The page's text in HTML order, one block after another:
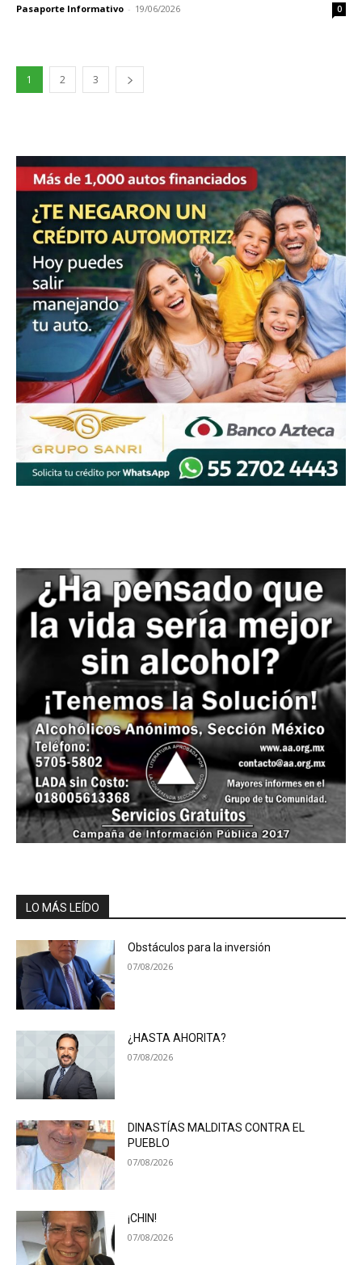
Pasaporte Informativo - 19/06/2026 0
1 2 3
LO MÁS LEÍDO
Obstáculos para la inversión
07/08/2026
¿HASTA AHORITA?
07/08/2026
DINASTÍAS MALDITAS CONTRA EL
PUEBLO
07/08/2026
¡CHIN!
07/08/2026